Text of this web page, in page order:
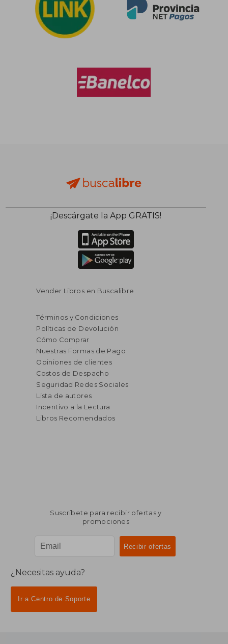
¡Descárgate la App GRATIS!
Vender Libros en Buscalibre
Términos y Condiciones
Políticas de Devolución
Cómo Comprar
Nuestras Formas de Pago
Opiniones de clientes
Costos de Despacho
Seguridad Redes Sociales
Lista de autores
Incentivo a la Lectura
Libros Recomendados